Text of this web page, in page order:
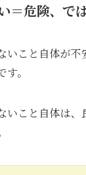
＝危険、で
いこと自体が
。
いこと自体は、